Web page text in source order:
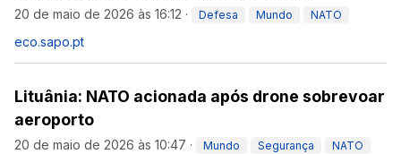
20 de maio de 2026 às 16:12 · Defesa Mundo NATO
eco.sapo.pt
Lituânia: NATO acionada após drone sobrevoar
aeroporto
20 de maio de 2026 às 10:47 · Mundo Segurança NATO